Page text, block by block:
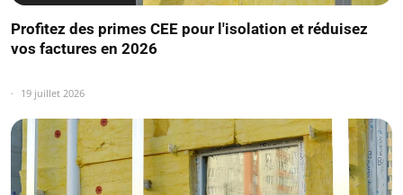
Profitez des primes CEE pour l'isolation et réduisez
vos factures en 2026
19 juillet 2026